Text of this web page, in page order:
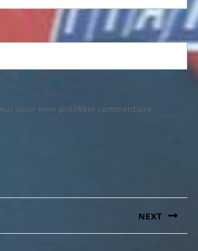
pour mon prochain commentaire.
NEXT